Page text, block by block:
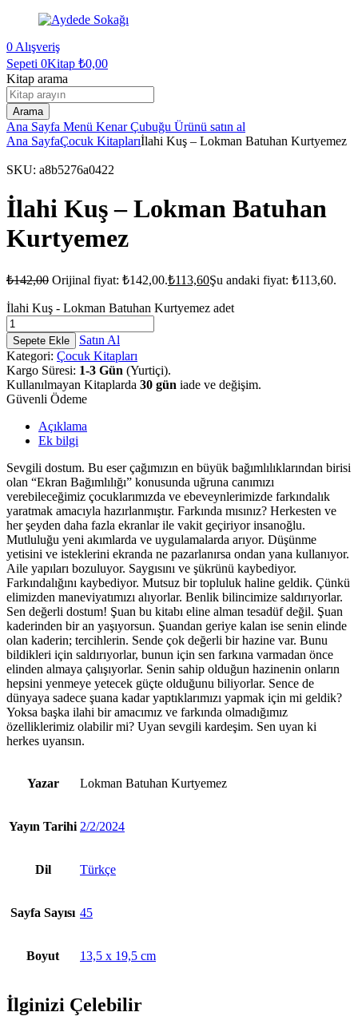
0 Alışveriş
Sepeti 0Kitap ₺0,00
Kitap arama
Arama
Ana Sayfa Menü Kenar Çubuğu Ürünü satın al
Ana SayfaÇocuk Kitaplarıİlahi Kuş – Lokman Batuhan Kurtyemez
SKU: a8b5276a0422
İlahi Kuş – Lokman Batuhan
Kurtyemez
₺142,00 Orijinal fiyat: ₺142,00.₺113,60Şu andaki fiyat: ₺113,60.
İlahi Kuş - Lokman Batuhan Kurtyemez adet
Sepete Ekle
Satın Al
Kategori: Çocuk Kitapları
Kargo Süresi: 1-3 Gün (Yurtiçi).
Kullanılmayan Kitaplarda 30 gün iade ve değişim.
Güvenli Ödeme
Açıklama
Ek bilgi
Sevgili dostum. Bu eser çağımızın en büyük bağımlılıklarından birisi
olan “Ekran Bağımlılığı” konusunda uğruna canımızı
verebileceğimiz çocuklarımızda ve ebeveynlerimizde farkındalık
yaratmak amacıyla hazırlanmıştır. Farkında mısınız? Herkesten ve
her şeyden daha fazla ekranlar ile vakit geçiriyor insanoğlu.
Mutluluğu yeni akımlarda ve uygulamalarda arıyor. Düşünme
yetisini ve isteklerini ekranda ne pazarlanırsa ondan yana kullanıyor.
Aile yapıları bozuluyor. Saygısını ve şükrünü kaybediyor.
Farkındalığını kaybediyor. Mutsuz bir topluluk haline geldik. Çünkü
elimizden maneviyatımızı alıyorlar. Benlik bilincimize saldırıyorlar.
Sen değerli dostum! Şuan bu kitabı eline alman tesadüf değil. Şuan
kaderinden bir an yaşıyorsun. Şuandan geriye kalan ise senin elinde
olan kaderin; tercihlerin. Sende çok değerli bir hazine var. Bunu
bildikleri için saldırıyorlar, bunun için sen farkına varmadan önce
elinden almaya çalışıyorlar. Senin sahip olduğun hazinenin onların
hepsini yenmeye yetecek güçte olduğunu biliyorlar. Sence de
dünyaya sadece şuana kadar yaptıklarımızı yapmak için mi geldik?
Yoksa başka ilahi bir amacımız ve farkında olmadığımız
özelliklerimiz olabilir mi? Uyan sevgili kardeşim. Sen uyan ki
herkes uyansın.
Yazar Lokman Batuhan Kurtyemez
Yayın Tarihi 2/2/2024
Dil Türkçe
Sayfa Sayısı 45
Boyut 13,5 x 19,5 cm
İlginizi Çelebilir